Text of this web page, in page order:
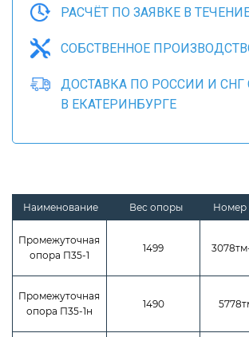
РАСЧЁТ ПО ЗАЯВКЕ В
СОБСТВЕННОЕ
ДОСТАВКА ПО РОССИИ И
В ЕКАТЕРИНБУРГЕ
Наименование Вес опоры Номер
Промежуточная
опора П35-1
1499
Промежуточная
опора П35-1н
1490